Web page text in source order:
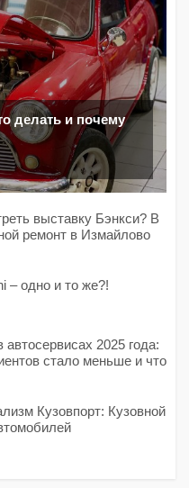
делать и почему
выставку Бэнкси? В
ремонт в Измайлово
– одно и то же?!
2025 года:
стало меньше и что
Кузовпорт: Кузовной